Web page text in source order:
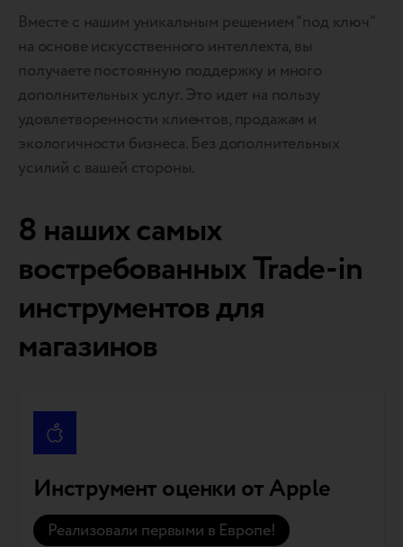
Вместе с нашим уникальным решением “под ключ”
на основе искусственного интеллекта, вы
получаете постоянную поддержку и много
дополнительных услуг. Это идет на пользу
удовлетворенности клиентов, продажам и
экологичности бизнеса. Без дополнительных
усилий с вашей стороны.
8 наших самых
востребованных Trade-in
инструментов для
магазинов
Инструмент оценки от Apple
Реализовали первыми в Европе!